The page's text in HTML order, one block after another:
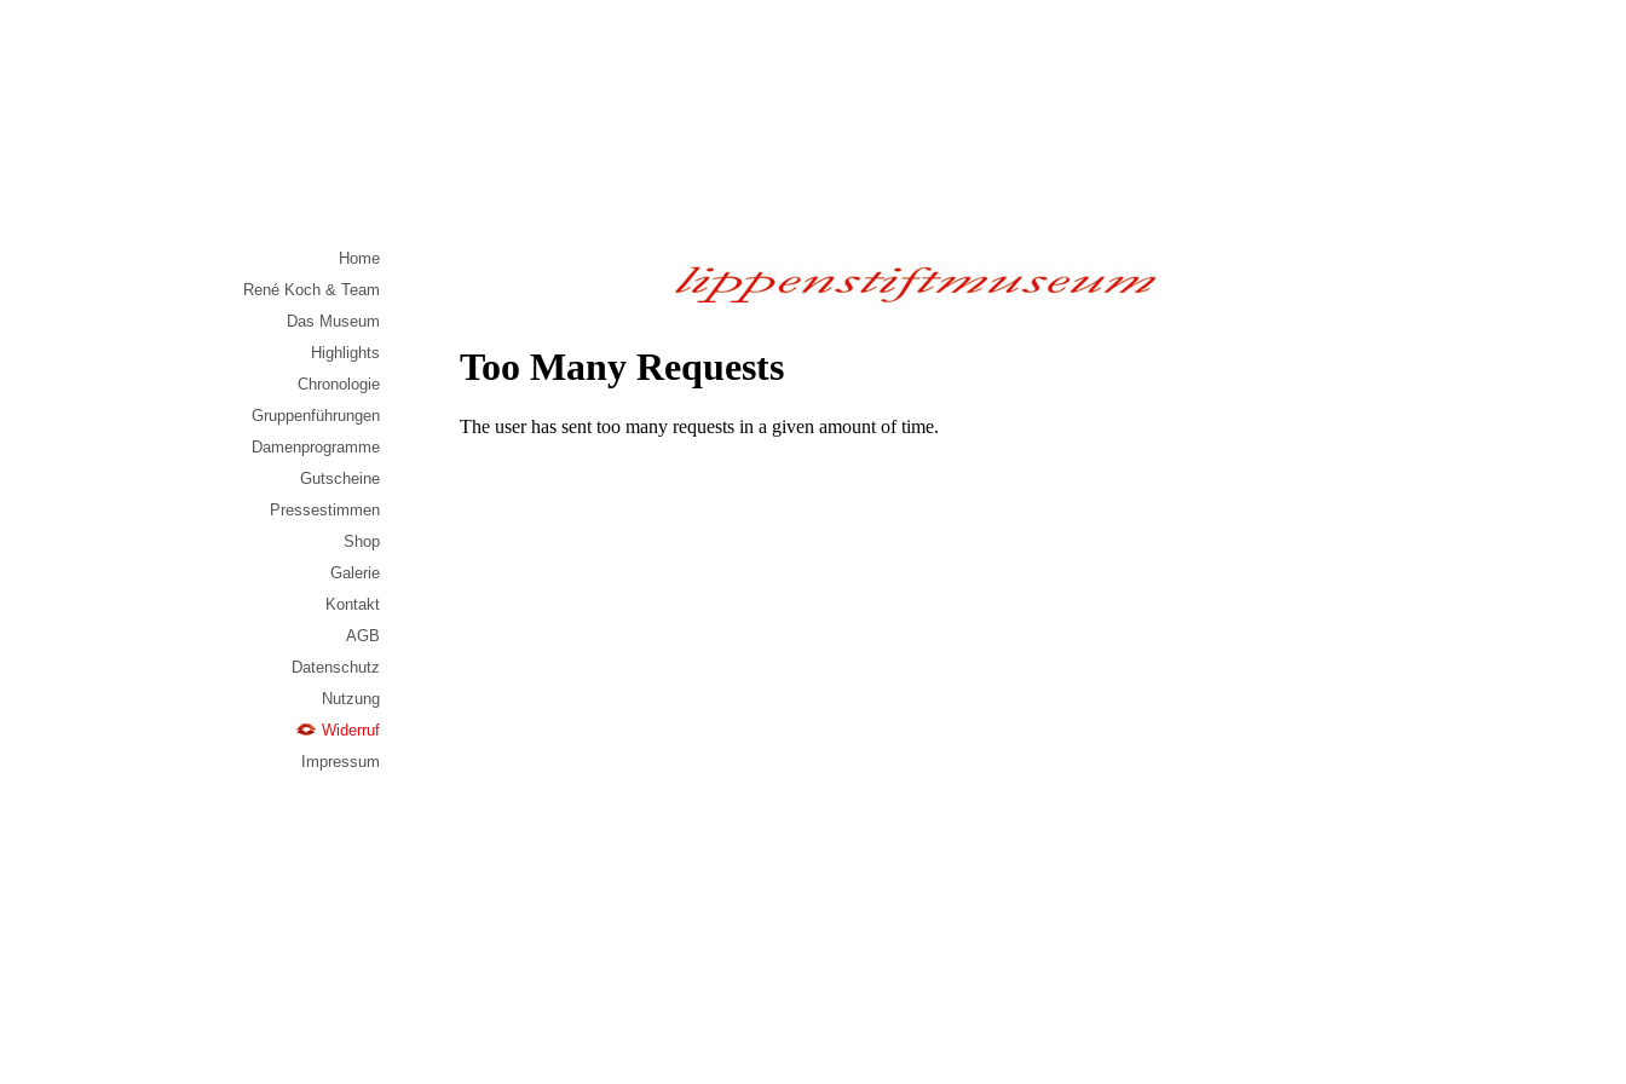
Home
René Koch & Team
Das Museum
Highlights
Chronologie
Gruppenführungen
Damenprogramme
Gutscheine
Pressestimmen
Shop
Galerie
Kontakt
AGB
Datenschutz
Nutzung
Widerruf
Impressum